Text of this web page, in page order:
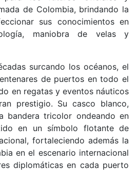
de Colombia, brindando la
sus conocimientos en
maniobra de velas y
surcando los océanos, el
de puertos en todo el
en regatas y eventos náuticos
prestigio. Su casco blanco,
bandera tricolor ondeando en
en un símbolo flotante de
fortaleciendo además la
en el escenario internacional
diplomáticas en cada puerto